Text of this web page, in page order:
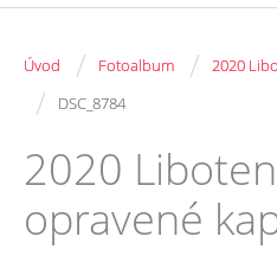
Úvod / Fotoalbum / 2020
/ DSC_8784
2020
opravené